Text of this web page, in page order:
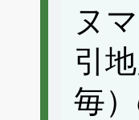
ヌ
引
毎